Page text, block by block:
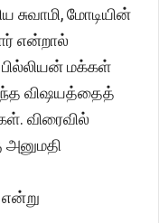
சுவாமி, மோடியின்
என்றால்
பில்லியன் மக்கள்
விஷயத்தைத்
விரைவில்
அனுமதி